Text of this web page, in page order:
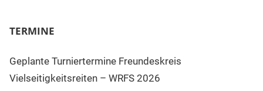
TERMINE
Geplante Turniertermine Freundeskreis
Vielseitigkeitsreiten – WRFS 2026